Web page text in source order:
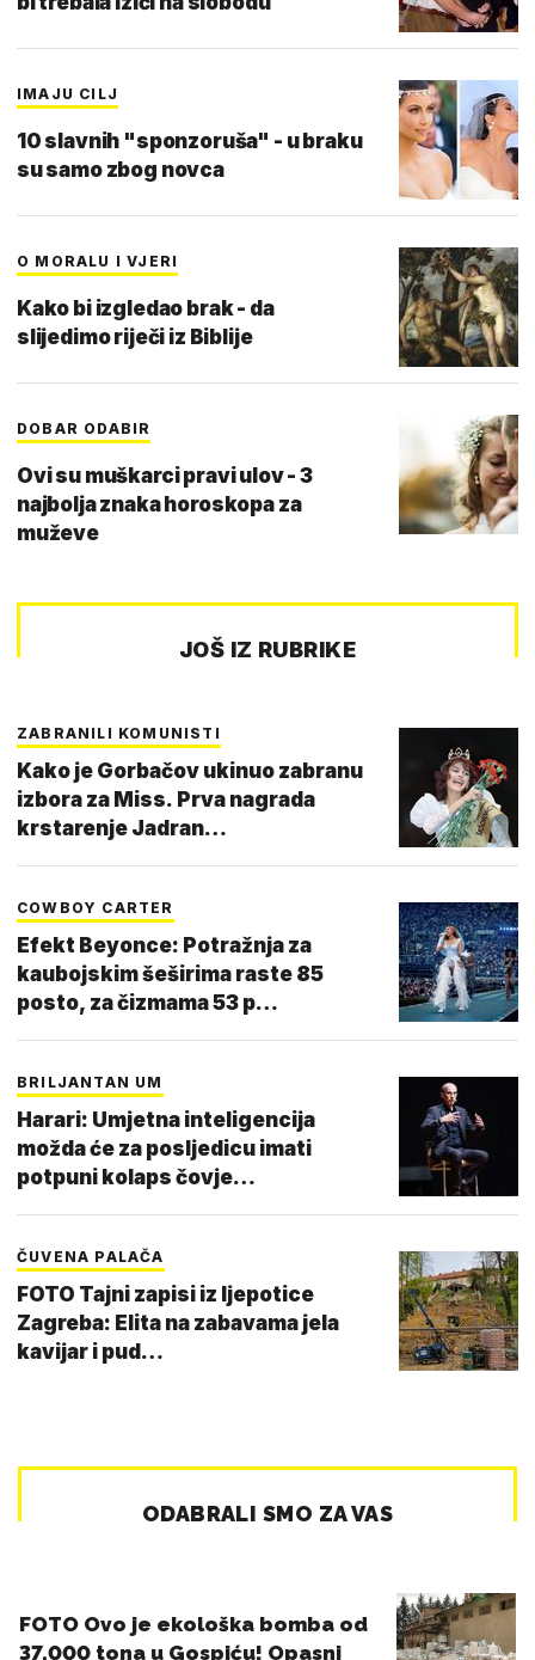
IMAJU CILJ
10 slavnih "sponzoruša" - u braku
su samo zbog novca
O MORALU I VJERI
Kako bi izgledao brak - da
slijedimo riječi iz Biblije
DOBAR ODABIR
Ovi su muškarci pravi ulov - 3
najbolja znaka horoskopa za
muževe
JOŠ IZ RUBRIKE
ZABRANILI KOMUNISTI
Kako je Gorbačov ukinuo zabranu
izbora za Miss. Prva nagrada
krstarenje Jadran…
COWBOY CARTER
Efekt Beyonce: Potražnja za
kaubojskim šeširima raste 85
posto, za čizmama 53 p…
BRILJANTAN UM
Harari: Umjetna inteligencija
možda će za posljedicu imati
potpuni kolaps čovje…
ČUVENA PALAČA
FOTO Tajni zapisi iz ljepotice
Zagreba: Elita na zabavama jela
kavijar i pud…